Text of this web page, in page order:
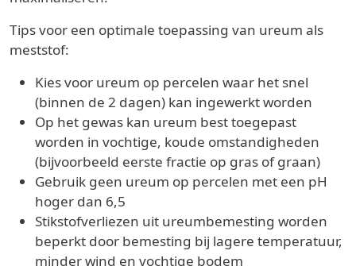
Tips voor een optimale toepassing van ureum als
meststof:
Kies voor ureum op percelen waar het snel
(binnen de 2 dagen) kan ingewerkt worden
Op het gewas kan ureum best toegepast
worden in vochtige, koude omstandigheden
(bijvoorbeeld eerste fractie op gras of graan)
Gebruik geen ureum op percelen met een pH
hoger dan 6,5
Stikstofverliezen uit ureumbemesting worden
beperkt door bemesting bij lagere temperatuur,
minder wind en vochtige bodem